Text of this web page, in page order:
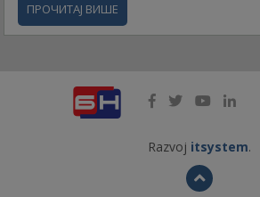
ПРОЧИТАЈ ВИШЕ
Razvoj itsystem.